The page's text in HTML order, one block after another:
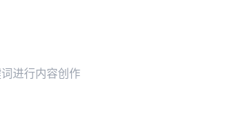
进行内容创作